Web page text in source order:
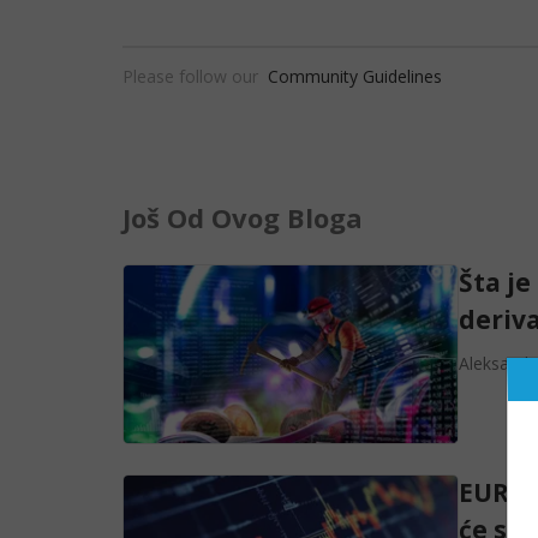
Please follow our Community Guidelines
Još Od Ovog Bloga
Šta
EUR/
će